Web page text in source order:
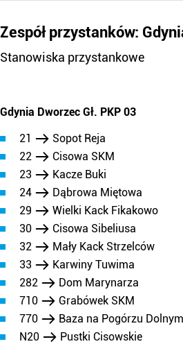
Zespół przystanków:
Stanowiska przystankowe
Gdynia Dworzec Gł. PKP 03
21
Sopot Reja
22
Cisowa SKM
23
Kacze Buki
24
Dąbrowa Miętowa
29
Wielki Kack Fikakowo
30
Cisowa Sibeliusa
32
Mały Kack Strzelców
33
Karwiny Tuwima
282
Dom Marynarza
710
Grabówek SKM
770
Baza na Pogórzu Dolnym
N20
Pustki Cisowskie